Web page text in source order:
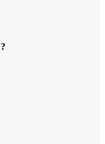
ק: קענען מיר אַרייַן אונדזער סאָרט אויף עס?